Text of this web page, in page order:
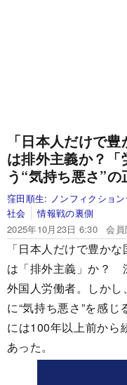
「日本人だけで
は排外主義か？「
う“気持ち悪さ”の
窪田順生: ノンフィクショ
社会
情報戦の裏側
2025年10月23日 6:30
会員
「日本人だけで豊か
は「排外主義」か？
外国人労働者。しか
に“気持ち悪さ”を感
には100年以上前から
あった。